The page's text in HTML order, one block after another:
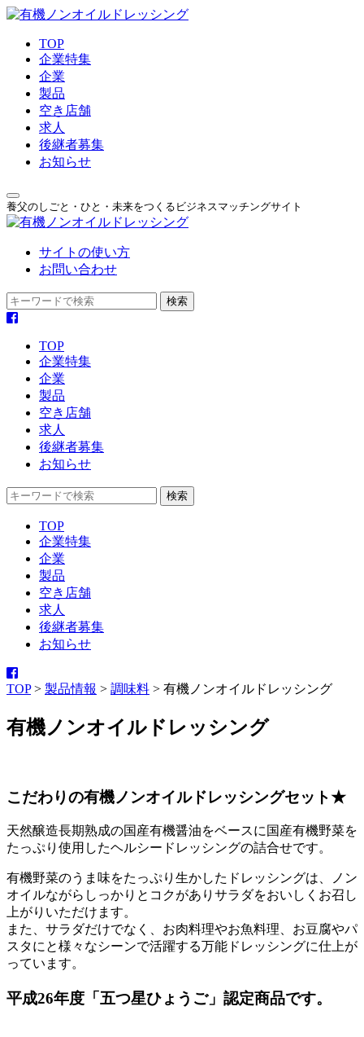
TOP
企業特集
企業
製品
空き店舗
求人
後継者募集
お知らせ
養父のしごと・ひと・未来をつくるビジネスマッチングサイト
サイトの使い方
お問い合わせ
TOP
企業特集
企業
製品
空き店舗
求人
後継者募集
お知らせ
TOP
企業特集
企業
製品
空き店舗
求人
後継者募集
お知らせ
TOP> 製品情報 > 調味料 > 有機ノンオイルドレッシング
有機ノンオイルドレッシング
こだわりの有機ノンオイルドレッシングセット★
天然醸造長期熟成の国産有機醤油をベースに国産有機野菜を
たっぷり使用したヘルシードレッシングの詰合せです。
有機野菜のうま味をたっぷり生かしたドレッシングは、ノン
オイルながらしっかりとコクがありサラダをおいしくお召し
上がりいただけます。
また、サラダだけでなく、お肉料理やお魚料理、お豆腐やパ
スタにと様々なシーンで活躍する万能ドレッシングに仕上が
っています。
平成26年度「五つ星ひょうご」認定商品です。